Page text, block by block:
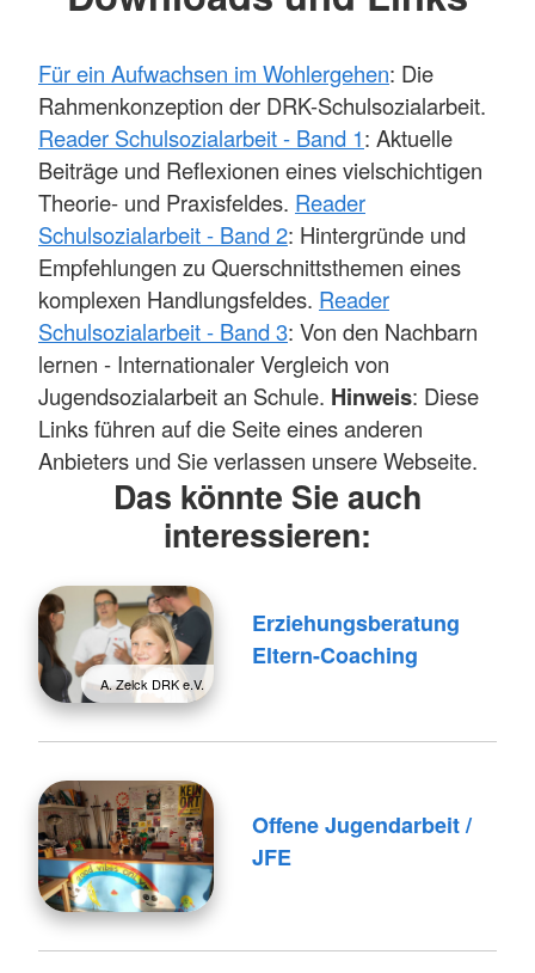
Für ein Aufwachsen im Wohlergehen: Die
Rahmenkonzeption der DRK-Schulsozialarbeit.
Reader Schulsozialarbeit - Band 1: Aktuelle
Beiträge und Reflexionen eines vielschichtigen
Theorie- und Praxisfeldes. Reader
Schulsozialarbeit - Band 2: Hintergründe und
Empfehlungen zu Querschnittsthemen eines
komplexen Handlungsfeldes. Reader
Schulsozialarbeit - Band 3: Von den Nachbarn
lernen - Internationaler Vergleich von
Jugendsozialarbeit an Schule. Hinweis: Diese
Links führen auf die Seite eines anderen
Anbieters und Sie verlassen unsere Webseite.
Das könnte Sie auch
interessieren:
A. Zelck DRK e.V.
Erziehungsberatung
Eltern-Coaching
Offene Jugendarbeit /
JFE